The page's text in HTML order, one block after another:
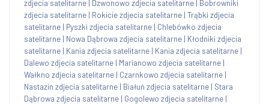
zdjecia satelitarne Dzwonowo zdjecia satelitarne
Bobrowniki
zdjecia satelitarne | Rokicie zdjecia satelitarne | Trąbki zdjecia
satelitarne | Pyszki zdjecia satelitarne | Chlebówko zdjecia
satelitarne | Nowa Dąbrowa zdjecia satelitarne | Kłodniki zdjecia
satelitarne | Kania zdjecia satelitarne | Kania zdjecia satelitarne |
Dalewo zdjecia satelitarne | Marianowo zdjecia satelitarne |
Wałkno zdjecia satelitarne | Czarnkowo zdjecia satelitarne |
Nastazin zdjecia satelitarne | Białuń zdjecia satelitarne | Stara
Dąbrowa zdjecia satelitarne | Gogolewo zdjecia satelitarne |